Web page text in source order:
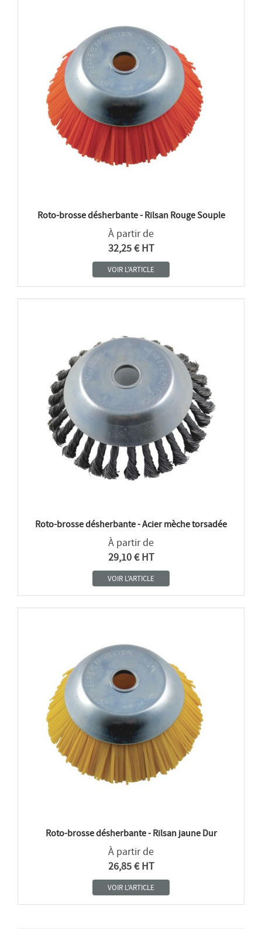
Roto-brosse désherbante - Rilsan Rouge Souple
À partir de
32,25 € HT
VOIR L'ARTICLE
Roto-brosse désherbante - Acier mèche torsadée
À partir de
29,10 € HT
VOIR L'ARTICLE
Roto-brosse désherbante - Rilsan jaune Dur
À partir de
26,85 € HT
VOIR L'ARTICLE